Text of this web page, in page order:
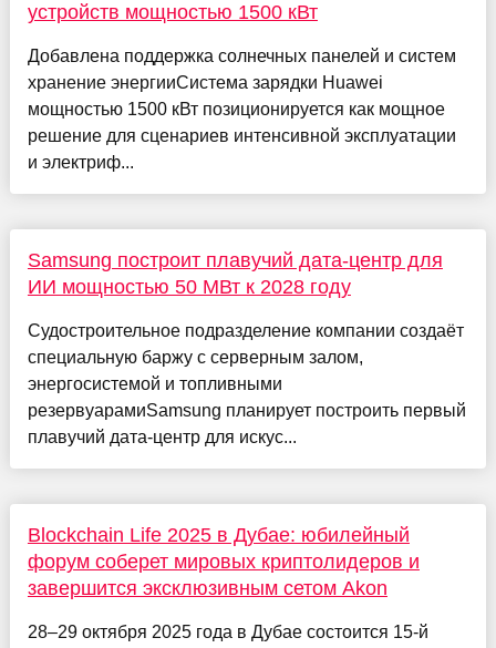
устройств мощностью 1500 кВт
Добавлена поддержка солнечных панелей и систем
хранение энергииСистема зарядки Huawei
мощностью 1500 кВт позиционируется как мощное
решение для сценариев интенсивной эксплуатации
и электриф...
Samsung построит плавучий дата-центр для
ИИ мощностью 50 МВт к 2028 году
Судостроительное подразделение компании создаёт
специальную баржу с серверным залом,
энергосистемой и топливными
резервуарамиSamsung планирует построить первый
плавучий дата-центр для искус...
Blockchain Life 2025 в Дубае: юбилейный
форум соберет мировых криптолидеров и
завершится эксклюзивным сетом Akon
28–29 октября 2025 года в Дубае состоится 15-й